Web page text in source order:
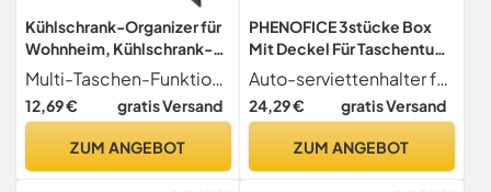
Kühlschrank-Organizer für
Wohnheim, Kühlschrank-
Organizer –
Aufbewahrungsregal für
Wohnheim mit 15 Taschen,
Besteck, Getränke,
Multi-Taschen-Funktion Organisieren Sie Ihre Küchen-Must-Haves effizient mit dem Multi-Taschen-Design dieses Kühlschrank-Organizers für Schlafsäle. Es kann eine Vielzahl von Küchenutensilien mit Taschen unterschiedlicher Größe aufbewahren, was die Verwaltung erleichtert
12,69 € gratis Versand
ZUM ANGEBOT
PHENOFICE 3stücke Box
Mit Deckel Für Taschentuch
Rechteckige Abdeckung
Für Taschentuchbox
Einfacher Halter Für
Cover Für Schreibtisch
Auto-serviettenhalter für die einfache und schnelle entnahme von taschentüchern konzipiert, dieser taschentuchbox-bezug eine vielseitige ergänzung für jeden und eignet sich für viele zwecke.
24,29 € gratis Versand
ZUM ANGEBOT